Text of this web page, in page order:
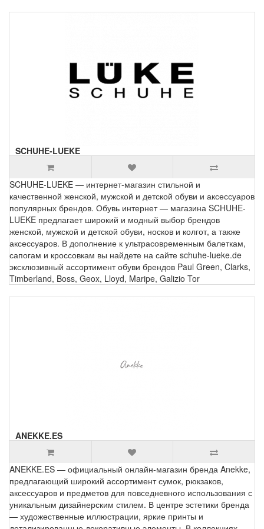
SCHUHE-LUEKE
SCHUHE-LUEKE — интернет-магазин стильной и
качественной женской, мужской и детской обуви и аксессуаров
популярных брендов. Обувь интернет — магазина SCHUHE-
LUEKE предлагает широкий и модный выбор брендов
женской, мужской и детской обуви, носков и колгот, а также
аксессуаров. В дополнение к ультрасовременным балеткам,
сапогам и кроссовкам вы найдете на сайте schuhe-lueke.de
эксклюзивный ассортимент обуви брендов Paul Green, Clarks,
Timberland, Boss, Geox, Lloyd, Maripe, Galizio Tor
ANEKKE.ES
ANEKKE.ES — официальный онлайн-магазин бренда Anekke,
предлагающий широкий ассортимент сумок, рюкзаков,
аксессуаров и предметов для повседневного использования с
уникальным дизайнерским стилем. В центре эстетики бренда
— художественные иллюстрации, яркие принты и